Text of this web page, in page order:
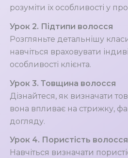
розуміти їх особливості у
Урок 2. Підтипи волосся
Розгляньте детальнішу
навчіться враховувати
особливості клієнта.
Урок 3. Товщина волосся
Дізнайтеся, як визначати
вона впливає на стрижку,
догляду.
Урок 4. Пористість волосся
Навчіться визначати